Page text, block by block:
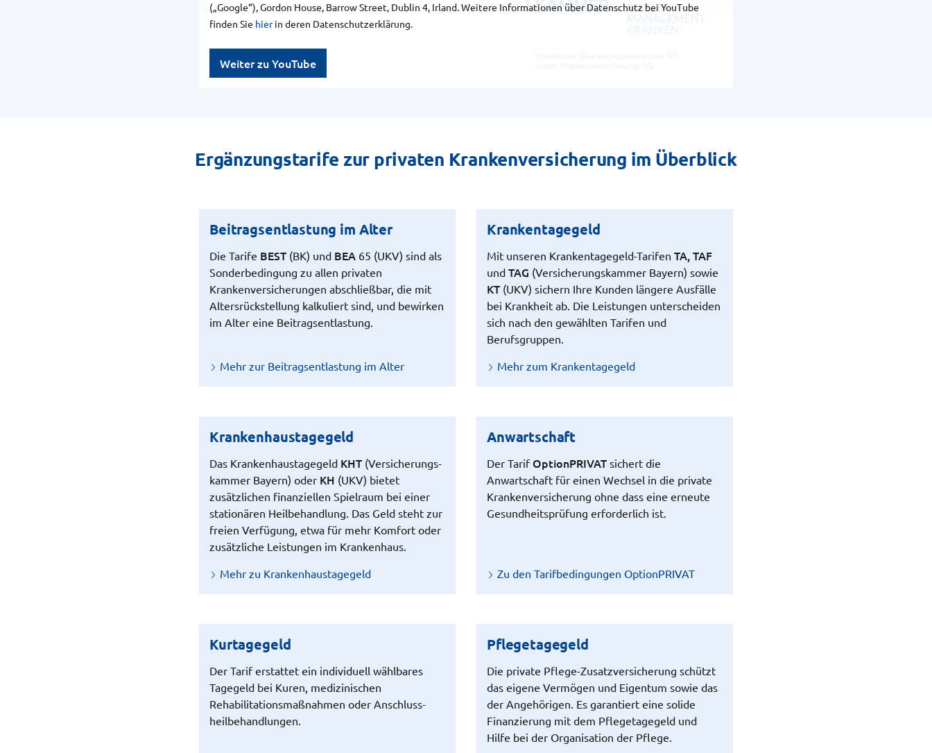
(„Google“), Gordon House, Barrow Street, Dublin 4, Irland. Weitere Informationen über Datenschutz bei YouTube
finden Sie hierin deren Datenschutzerklärung.
Weiter zu YouTube
Ergänzungstarife zur privaten Krankenversicherung im Überblick
Beitragsentlastung im Alter
Die Tarife BEST (BK) und BEA 65 (UKV) sind als
Sonderbedingung zu allen privaten
Krankenversicherungen abschließbar, die mit
Altersrückstellung kalkuliert sind, und bewirken
im Alter eine Beitragsentlastung.
Mehr zur Beitragsentlastung im Alter
Krankentagegeld
Mit unseren Krankentagegeld-Tarifen TA, TAF
und TAG (Versicherungskammer Bayern) sowie
KT (UKV) sichern Ihre Kunden längere Ausfälle
bei Krankheit ab. Die Leistungen unterscheiden
sich nach den gewählten Tarifen und
Berufsgruppen.
Mehr zum Krankentagegeld
Krankenhaustagegeld
Das Krankenhaustagegeld KHT (Ver­sicher­ungs­
kammer Bayern) oder KH (UKV) bietet
zusätzlichen finanziellen Spielraum bei einer
stationären Heilbehandlung. Das Geld steht zur
freien Verfügung, etwa für mehr Komfort oder
zusätzliche Leistungen im Krankenhaus.
Mehr zu Krankenhaustagegeld
Anwartschaft
Der TarifOptionPRIVAT sichert die
Anwartschaft für einen Wechsel in die private
Krankenversicherung ohne dass eine erneute
Gesundheitsprüfung erforderlich ist.
Zu den Tarifbedingungen OptionPRIVAT
Kurtagegeld
Der Tarif erstattet ein individuell wählbares
Tagegeld bei Kuren, medizinischen
Rehabilitations­maßnahmen oder Anschluss­
heilbehandlungen.
Pflegetagegeld
Die private Pflege-Zusatzversicherung schützt
das eigene Vermögen und Eigentum sowie das
der Angehörigen. Es garantiert eine solide
Finanzierung mit dem Pflegetagegeld und
Hilfe bei der Organisation der Pflege.